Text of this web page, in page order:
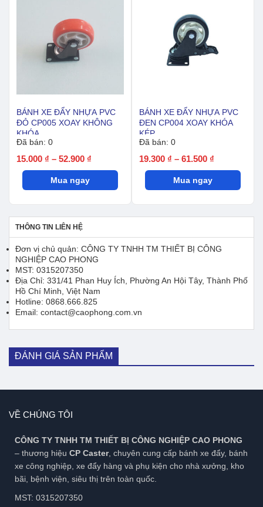
BÁNH XE ĐẨY NHỰA PVC
ĐỎ CP005 XOAY KHÔNG
KHÓA
Đã bán: 0
15.000 ₫ – 52.900 ₫
giá:
15.000 ₫
Mua ngay
BÁNH XE ĐẨY NHỰA PVC
ĐEN CP004 XOAY KHÓA
KÉP
Đã bán: 0
19.300 ₫ – 61.500 ₫
giá:
19.300 ₫
Mua ngay
THÔNG TIN LIÊN HỆ
Đơn vị chủ quản: CÔNG TY TNHH TM THIẾT BỊ CÔNG
NGHIỆP CAO PHONG
MST: 0315207350
Địa Chỉ: 331/41 Phan Huy Ích, Phường An Hội Tây, Thành Phố
Hồ Chí Minh, Việt Nam
Hotline: 0868.666.825
Email: contact@caophong.com.vn
ĐÁNH GIÁ SẢN PHẨM
VỀ CHÚNG TÔI
CÔNG TY TNHH TM THIẾT BỊ CÔNG NGHIỆP CAO PHONG
– thương hiệu CP Caster, chuyên cung cấp bánh xe đẩy, bánh
xe công nghiệp, xe đẩy hàng và phụ kiện cho nhà xưởng, kho
bãi, bệnh viện, siêu thị trên toàn quốc.
MST: 0315207350